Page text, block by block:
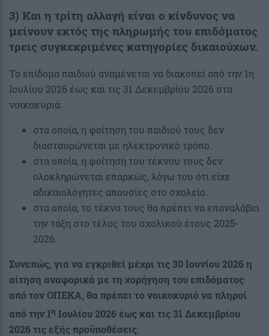
3) Και η τρίτη αλλαγή είναι ο κίνδυνος να
μείνουν εκτός της πληρωμής του επιδόματος
τρεις συγκεκριμένες κατηγορίες δικαιούχων.
Το επίδομα παιδιού αναμένεται να διακοπεί από την 1η
Ιουλίου 2026 έως και τις 31 Δεκεμβρίου 2026 στα
νοικοκυριά:
στα οποία, η φοίτηση του παιδιού τους δεν
διασταυρώνεται με ηλεκτρονικό τρόπο.
στα οποία, η φοίτηση του τέκνου τους δεν
ολοκληρώνεται επαρκώς, λόγω του ότι είχε
αδικαιολόγητες απουσίες στο σχολείο.
στα οποία, το τέκνο τους θα πρέπει να επαναλάβει
την τάξη στο τέλος του σχολικού έτους 2025-
2026.
Συνεπώς, για να εγκριθεί μέχρι τις 30 Ιουνίου 2026 η
αίτηση αναφορικά με τη χορήγηση του επιδόματος
από τον ΟΠΕΚΑ, θα πρέπει το νοικοκυριό να πληροί
από την 1η Ιουλίου 2026 έως και τις 31 Δεκεμβρίου
2026 τις εξής προϋποθέσεις.